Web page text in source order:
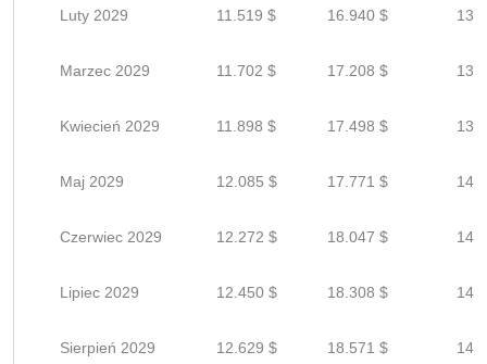
Luty 2029 11.519 $ 16.940 $
Marzec 2029 11.702 $ 17.208 $
Kwiecień 2029 11.898 $ 17.498 $
Maj 2029 12.085 $ 17.771 $
Czerwiec 2029 12.272 $ 18.047 $
Lipiec 2029 12.450 $ 18.308 $
Sierpień 2029 12.629 $ 18.571 $